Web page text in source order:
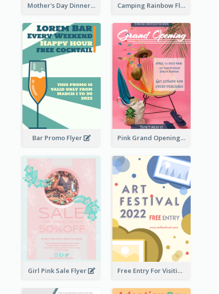
Mother's Day Dinner Promotion Flyer Camping Rainbow Flyer
Bar Promo Flyer Pink Grand Opening Flyer
Girl Pink Sale Flyer Free Entry For Visiting Art Fest Flyer